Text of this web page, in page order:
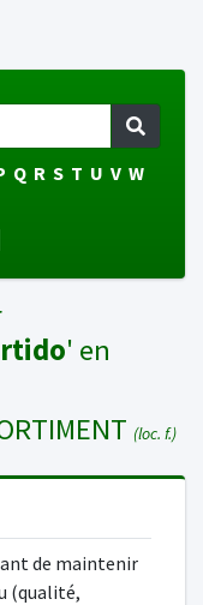
Q R S T U V W
' en
(loc. f.)
de maintenir
(qualité,